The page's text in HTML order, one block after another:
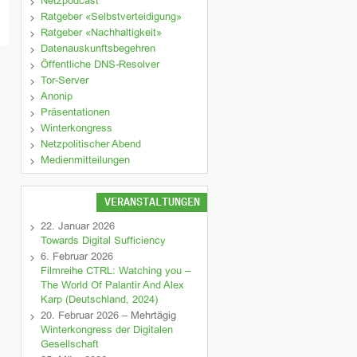
Netzpodcast
Ratgeber «Selbstverteidigung»
Ratgeber «Nachhaltigkeit»
Datenauskunftsbegehren
Öffentliche DNS-Resolver
Tor-Server
Anonip
Präsentationen
Winterkongress
Netzpolitischer Abend
Medienmitteilungen
VERANSTALTUNGEN
22. Januar 2026
Towards Digital Sufficiency
6. Februar 2026
Filmreihe CTRL: Watching you –
The World Of Palantir And Alex
Karp (Deutschland, 2024)
20. Februar 2026 – Mehrtägig
Winterkongress der Digitalen
Gesellschaft